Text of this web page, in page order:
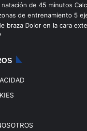
o
b
g
de 45 minutos
de entrenamiento 5
braza Dolor en la cara